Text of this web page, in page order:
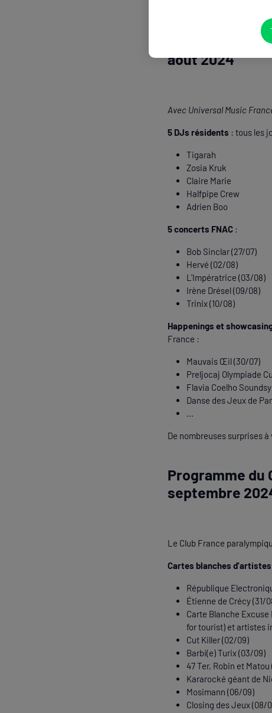
Programme du
août 2024
Avec Universal Music
5 DJs résidents : tous les
Tigarah
Zosia Kruk
Claire Marie
Halfpipe Crew
Adrien Boo
5 concerts FNAC :
Bob Sinclar (27/07)
Hervé (02/08)
L'Impératrice (03/08)
Irène Drésel (09/08)
Trinix (10/08)
Happenings et
France :
Mauvais Œil (30/07)
Preljocaj Olympiade
Flavia Coelho
Danse des Jeux de
...
De nombreuses surprises à
Programme du
septembre
Le Club France
Cartes blanches
République
Étienne de Crécy (31/
Carte Blanche
for tourist) et artistes
Cut Killer (02/09)
Barbi(e) Turix (03/09)
47 Ter, Robin et
Kararocké géant de
Mosimann (06/09)
Closing des Jeux (08/